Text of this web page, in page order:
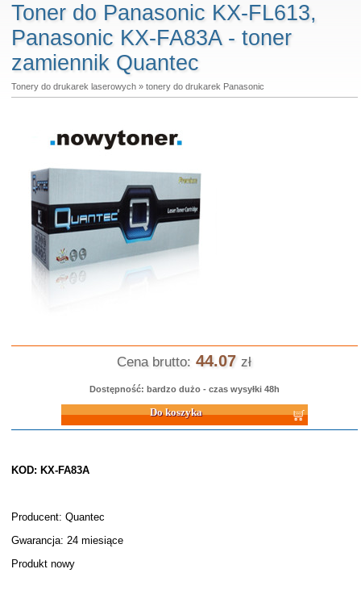
Toner do Panasonic KX-FL613,
Panasonic KX-FA83A - toner
zamiennik Quantec
Tonery do drukarek laserowych» tonery do drukarek Panasonic
Cena brutto: 44.07 zł
Dostępność: bardzo dużo - czas wysyłki 48h
Do koszyka
KOD: KX-FA83A
Producent: Quantec
Gwarancja: 24 miesiące
Produkt nowy